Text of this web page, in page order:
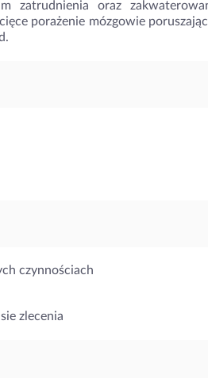
oraz
porażenie mózgowie
czynnościach
zlecenia